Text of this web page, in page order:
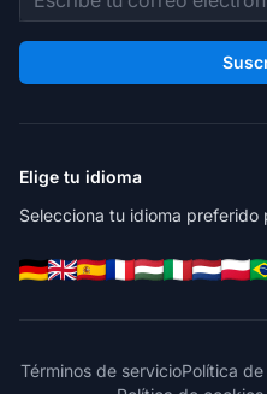
Elige tu idioma
Selecciona tu idioma preferido
Términos de servicioPolítica